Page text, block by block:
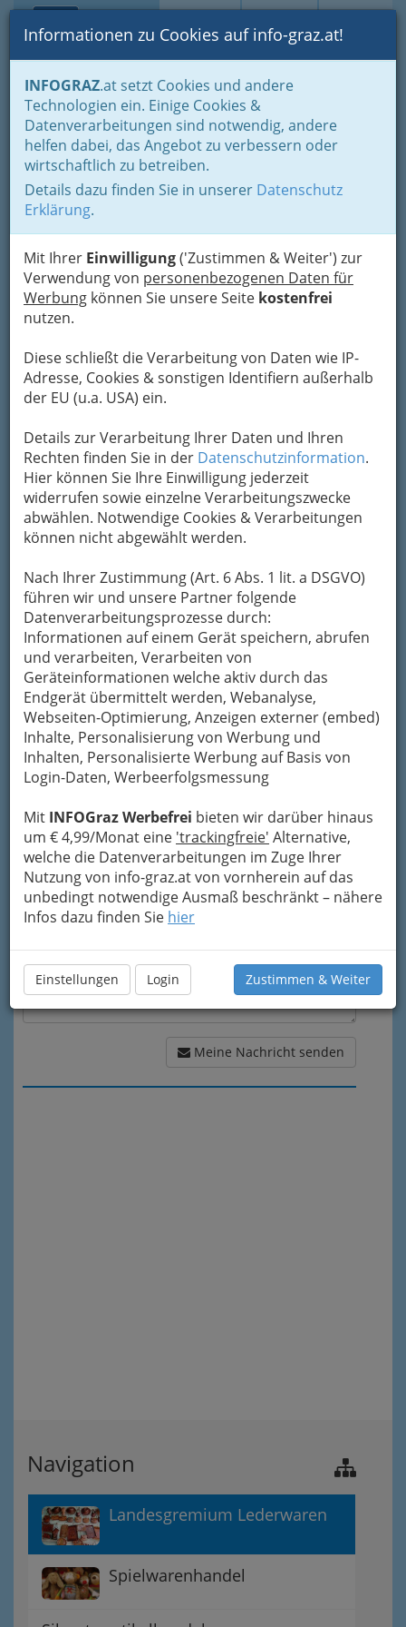
Suche Login Toggle
Informationen zu Cookies auf info-graz.at!
INFOGRAZ.at setzt Cookies und andere
Technologien ein. Einige Cookies &
Datenverarbeitungen sind notwendig, andere
helfen dabei, das Angebot zu verbessern oder
wirtschaftlich zu betreiben.
Details dazu finden Sie in unserer Datenschutz
Erklärung.
Mit Ihrer Einwilligung('Zustimmen & Weiter') zur
Verwendung von personenbezogenen Daten für
Werbung können Sie unsere Seite kostenfrei
nutzen.
Diese schließt die Verarbeitung von Daten wie IP-
Adresse, Cookies & sonstigen Identifiern außerhalb
der EU (u.a. USA) ein.
Details zur Verarbeitung Ihrer Daten und Ihren
Rechten finden Sie in der Datenschutzinformation.
Hier können Sie Ihre Einwilligung jederzeit
widerrufen sowie einzelne Verarbeitungszwecke
abwählen. Notwendige Cookies & Verarbeitungen
können nicht abgewählt werden.
Nach Ihrer Zustimmung (Art. 6 Abs. 1 lit. a DSGVO)
führen wir und unsere Partner folgende
Datenverarbeitungsprozesse durch:
Informationen auf einem Gerät speichern, abrufen
und verarbeiten, Verarbeiten von
Geräteinformationen welche aktiv durch das
Endgerät übermittelt werden, Webanalyse,
Webseiten-Optimierung, Anzeigen externer (embed)
Inhalte, Personalisierung von Werbung und
Inhalten, Personalisierte Werbung auf Basis von
Login-Daten, Werbeerfolgsmessung
Mit INFOGraz Werbefrei bieten wir darüber hinaus
um € 4,99/Monat eine 'trackingfreie' Alternative,
welche die Datenverarbeitungen im Zuge Ihrer
Nutzung von info-graz.at von vornherein auf das
unbedingt notwendige Ausmaß beschränkt – nähere
Infos dazu finden Sie hier
Einstellungen Login Zustimmen & Weiter
Home Branchen
Einkaufen & Schenken - der Handel
Handel in Graz
Dinge des täglichen Lebens
Lederwaren- u. Spielwaren- und Sportartikel
Landesgremium Lederwaren
Ematic Handel-GmbH.
Triester Straße 330, 8055 Graz-Puntigam
+43 3159 3735
+43 3159 3735-35
Karte
Adresse mit Google Maps anschauen
Kontaktaufnahme
Um die Info-Graz Firmenvor Spam-Mails zu
bewahren, verwenden wir an dieser Stelle zur
Übermittlung Ihrer Nachricht ein sicheres
Formular. Ihre Nachricht wird nach dem
Unternehmen Ematic Handel-GmbH.
weitergeleitet.
Mein Name
Meine Email Adresse
Mein Betreff
Meine Nachricht
Meine Nachricht senden
Navigation
Landesgremium Lederwaren
Spielwarenhandel